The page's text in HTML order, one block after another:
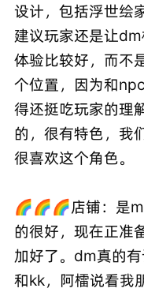
设计，包括浮世绘
建议玩家还是让
体验比较好，而不
个位置，因为和
得还挺吃玩家的理
的，很有特色，我
很喜欢这个角色。
🌈🌈🌈店铺：是
的很好，现在正准
加好了。dm真的
和kk，阿檑说看我